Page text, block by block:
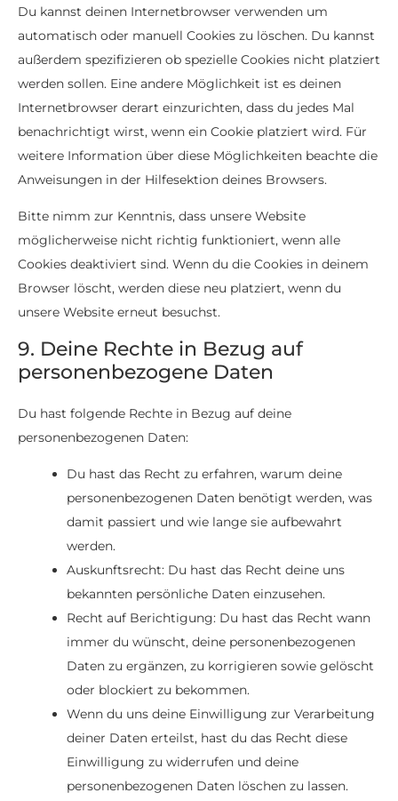
Du kannst deinen Internetbrowser verwenden um
automatisch oder manuell Cookies zu löschen. Du kannst
außerdem spezifizieren ob spezielle Cookies nicht platziert
werden sollen. Eine andere Möglichkeit ist es deinen
Internetbrowser derart einzurichten, dass du jedes Mal
benachrichtigt wirst, wenn ein Cookie platziert wird. Für
weitere Information über diese Möglichkeiten beachte die
Anweisungen in der Hilfesektion deines Browsers.
Bitte nimm zur Kenntnis, dass unsere Website
möglicherweise nicht richtig funktioniert, wenn alle
Cookies deaktiviert sind. Wenn du die Cookies in deinem
Browser löscht, werden diese neu platziert, wenn du
unsere Website erneut besuchst.
9. Deine Rechte in Bezug auf
personenbezogene Daten
Du hast folgende Rechte in Bezug auf deine
personenbezogenen Daten:
Du hast das Recht zu erfahren, warum deine
personenbezogenen Daten benötigt werden, was
damit passiert und wie lange sie aufbewahrt
werden.
Auskunftsrecht: Du hast das Recht deine uns
bekannten persönliche Daten einzusehen.
Recht auf Berichtigung: Du hast das Recht wann
immer du wünscht, deine personenbezogenen
Daten zu ergänzen, zu korrigieren sowie gelöscht
oder blockiert zu bekommen.
Wenn du uns deine Einwilligung zur Verarbeitung
deiner Daten erteilst, hast du das Recht diese
Einwilligung zu widerrufen und deine
personenbezogenen Daten löschen zu lassen.